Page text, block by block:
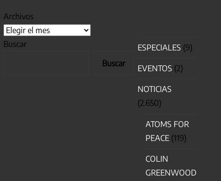
Archivos
Buscar
Buscar
ESPECIALES (9)
EVENTOS (2)
NOTICIAS
(2.650)
ATOMS FOR
PEACE (119)
COLIN
GREENWOOD